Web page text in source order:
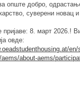
опште добро,
суверени новац
пријаве: 8. март 2026.!
овде:
en/
about-aems/